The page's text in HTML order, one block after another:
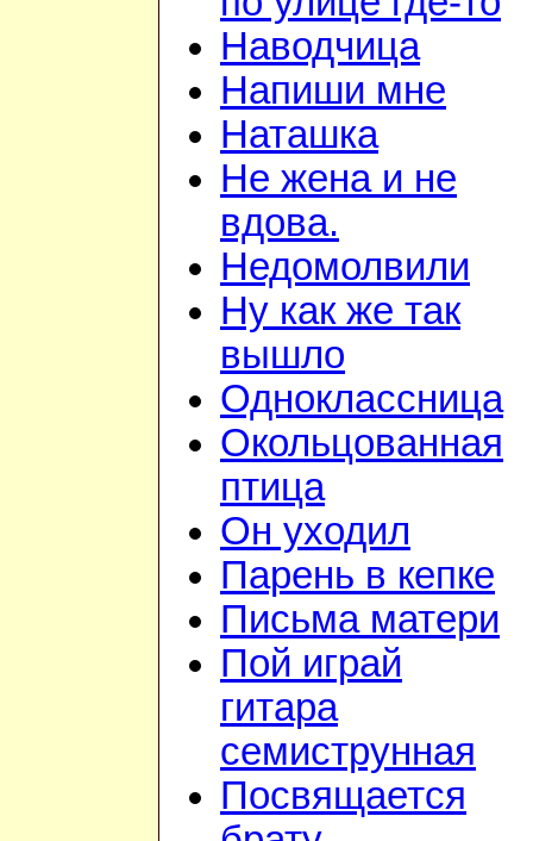
Наводчица
Напиши мне
Наташка
Не жена и не
вдова.
Недомолвили
Ну как же так
вышло
Одноклассница
Окольцованная
птица
Он уходил
Парень в кепке
Письма матери
Пой играй
гитара
семиструнная
Посвящается